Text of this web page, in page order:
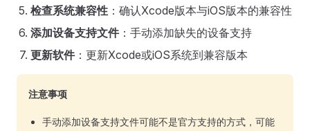
检查系统兼容性 ：确认Xcode版本与iOS版本的兼容性
添加设备支持文件：手动添加缺失的设备支持
更新软件：更新Xcode或iOS系统到兼容版本
注意事项
手动添加设备支持文件可能不是官方支持的方式，可能